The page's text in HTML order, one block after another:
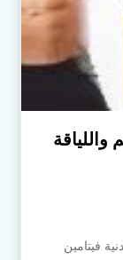
فيتامين